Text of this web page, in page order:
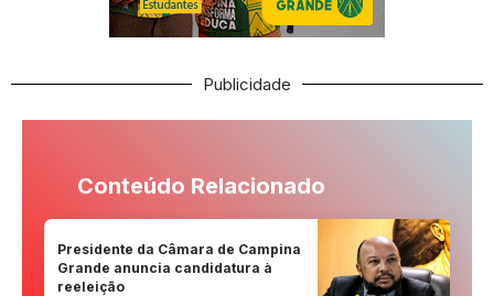
Publicidade
Conteúdo Relacionado
Presidente da Câmara de Campina
Grande anuncia candidatura à
reeleição